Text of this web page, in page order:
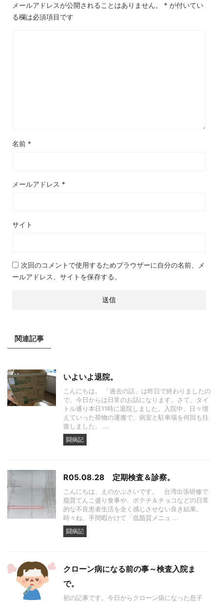
メールアドレスが公開されることはありません。 * が付いてい
る欄は必須項目です
名前 *
メールアドレス *
サイト
次回のコメントで使用するためブラウザーに自分の名前、メ
ールアドレス、サイトを保存する。
関連記事
いよいよ退院。
こんにちは。 「過去の話」は昨日で終わりましたの
で、今日からは日常のお話になります。さて、タイ
トル通り本日11時に退院しました。入院中、日々増
えていった荷物の運搬で、病室と駐車場を何回も往
復しました。 ...
闘病記
R05.08.28 定期検査＆診察。
こんにちは、えのかぷさいです。 台湾出張研修で
脂質てんこ盛り食事や、ポテチ＆チョコなどの日常
的な不良患者生活を全く感じさせない良き結果。
時々ね、手間暇かけて「低脂質メニュ ...
闘病記
クローン病になる前の事～検査入院ま
で。
初の記事です。今日からクローン病になった息子